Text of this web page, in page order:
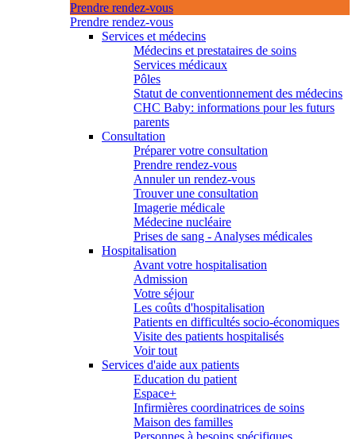
Prendre rendez-vous
Prendre rendez-vous
Services et médecins
Médecins et prestataires de soins
Services médicaux
Pôles
Statut de conventionnement des médecins
CHC Baby: informations pour les futurs
parents
Consultation
Préparer votre consultation
Prendre rendez-vous
Annuler un rendez-vous
Trouver une consultation
Imagerie médicale
Médecine nucléaire
Prises de sang - Analyses médicales
Hospitalisation
Avant votre hospitalisation
Admission
Votre séjour
Les coûts d'hospitalisation
Patients en difficultés socio-économiques
Visite des patients hospitalisés
Voir tout
Services d'aide aux patients
Education du patient
Espace+
Infirmières coordinatrices de soins
Maison des familles